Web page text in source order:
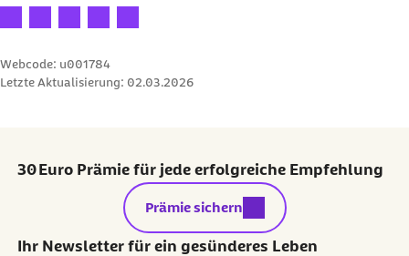
Ihre Bewertung: 1 Stern
Ihre Bewertung: 2 Sterne
Ihre Bewertung: 3 Sterne
Ihre Bewertung: 4 Sterne
Ihre Bewertung: 5 Sterne
Webcode: u001784
Letzte Aktualisierung: 02.03.2026
30 Euro Prämie für jede erfolgreiche Empfehlung
externer Link:
Prämie sichern
Ihr Newsletter für ein gesünderes Leben